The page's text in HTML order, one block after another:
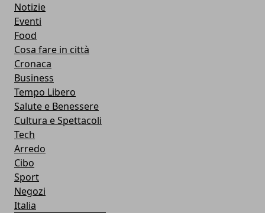
Notizie
Eventi
Food
Cosa fare in città
Cronaca
Business
Tempo Libero
Salute e Benessere
Cultura e Spettacoli
Tech
Arredo
Cibo
Sport
Negozi
Italia